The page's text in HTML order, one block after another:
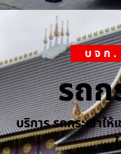
บจก
รถก
บริการ รถกระเช้าใ